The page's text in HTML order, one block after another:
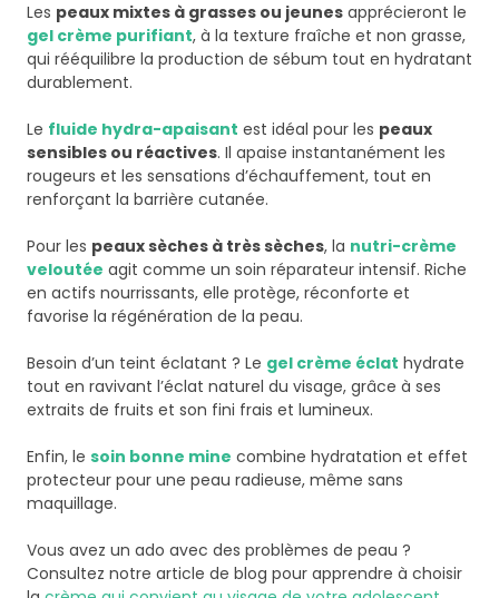
Les peaux mixtes à grasses ou jeunes apprécieront le
gel crème purifiant, à la texture fraîche et non grasse,
qui rééquilibre la production de sébum tout en hydratant
durablement.
Le fluide hydra-apaisant est idéal pour les peaux
sensibles ou réactives. Il apaise instantanément les
rougeurs et les sensations d’échauffement, tout en
renforçant la barrière cutanée.
Pour les peaux sèches à très sèches, la nutri-crème
veloutée agit comme un soin réparateur intensif. Riche
en actifs nourrissants, elle protège, réconforte et
favorise la régénération de la peau.
Besoin d’un teint éclatant ? Le gel crème éclat hydrate
tout en ravivant l’éclat naturel du visage, grâce à ses
extraits de fruits et son fini frais et lumineux.
Enfin, le soin bonne mine combine hydratation et effet
protecteur pour une peau radieuse, même sans
maquillage.
Vous avez un ado avec des problèmes de peau ?
Consultez notre article de blog pour apprendre à choisir